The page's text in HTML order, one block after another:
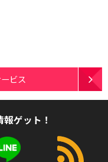
ビス
ゲット！